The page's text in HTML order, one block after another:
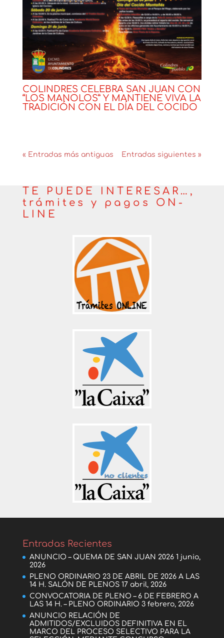
COLINDRES CELEBRA SAN JUAN CON
“LOS MANOLOS” Y MANTIENE VIVA LA
TRADICIÓN CON EL DÍA DEL COCIDO
« Entradas más antiguas Entradas siguientes »
TE PUEDE INTERESAR…,
trámites y pagos ON-
LINE
Entradas Recientes
ANUNCIO – QUEMA DE SAN JUAN 2026 1 junio,
2026
PLENO ORDINARIO 23 DE ABRIL DE 2026 A LAS
14 H. SALÓN DE PLENOS 17 abril, 2026
CONVOCATORIA DE PLENO – 6 DE FEBRERO A
LAS 14 H. – PLENO ORDINARIO 3 febrero, 2026
ANUNCIO RELACIÓN DE
ADMITIDOS/EXCLUIDOS DEFINITIVA EN EL
MARCO DEL PROCESO SELECTIVO PARA LA